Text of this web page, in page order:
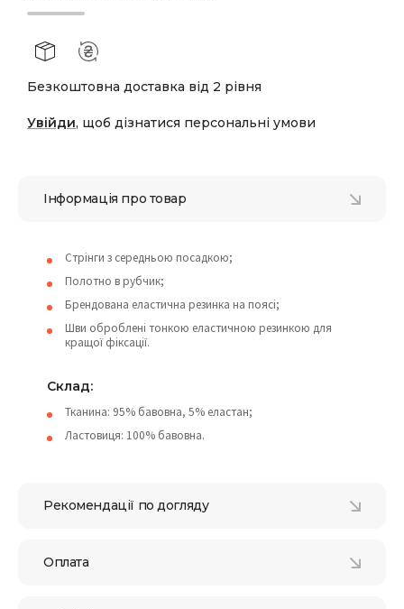
Безкоштовна доставка від 2 рівня
Увійди, щоб дізнатися персональні умови
Інформація про товар
Стрінги з середньою посадкою;
Полотно в рубчик;
Брендована еластична резинка на поясі;
Шви оброблені тонкою еластичною резинкою для
кращої фіксації.
Склад:
Тканина: 95% бавовна, 5% еластан;
Ластовиця: 100% бавовна.
Рекомендації по догляду
Оплата